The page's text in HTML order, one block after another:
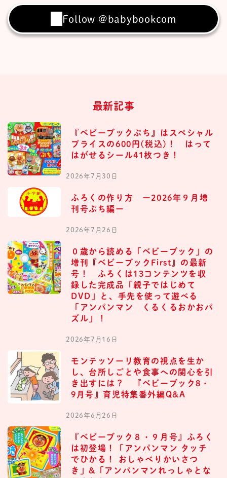
Follow @babybookcom
最新記事
『ベビーブックぷち』はスペシャル
プライスの600円(税込)！ はって
はがせるシール41枚つき！
2026年7月30日
ふろくの作り方 ー2026年９月増
刊号ぷち編ー
2026年7月26日
０歳から読める「ベビーブック」の
増刊『ベビーブックFirst』の最新
号！ ふろくは13コンテンツを収
録した完成品「親子ではじめて
DVD」と、手先を使って遊べる
「アンパンマン くるくるおかおパ
ズル」！
2026年7月16日
モンテッソーリ教育の視点を生か
し、台所しごとや食事への関心を引
き出すには？ 『ベビーブック8・
9月号』育児特集番外編Q&A
2026年6月26日
『ベビーブック８・９月号』ふろく
は初登場！「アンパンマン タッチ
でひかる！ おしゃべりかいさつ
き」&「アンパンマンれっしゃとな